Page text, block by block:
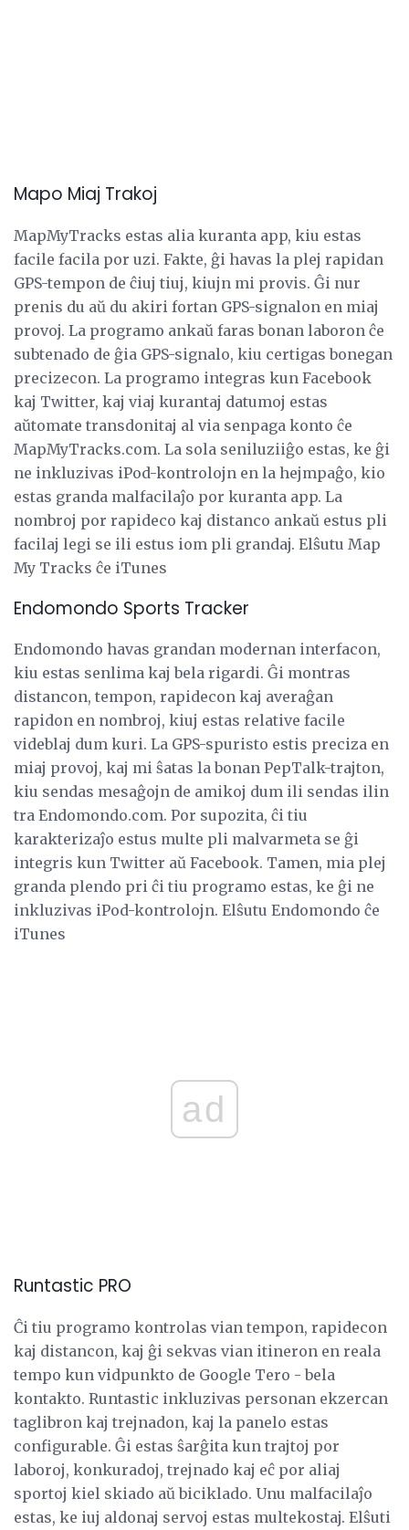
Mapo Miaj Trakoj
MapMyTracks estas alia kuranta app, kiu estas
facile facila por uzi. Fakte, ĝi havas la plej rapidan
GPS-tempon de ĉiuj tiuj, kiujn mi provis. Ĝi nur
prenis du aŭ du akiri fortan GPS-signalon en miaj
provoj. La programo ankaŭ faras bonan laboron ĉe
subtenado de ĝia GPS-signalo, kiu certigas bonegan
precizecon. La programo integras kun Facebook
kaj Twitter, kaj viaj kurantaj datumoj estas
aŭtomate transdonitaj al via senpaga konto ĉe
MapMyTracks.com. La sola seniluziiĝo estas, ke ĝi
ne inkluzivas iPod-kontrolojn en la hejmpaĝo, kio
estas granda malfacilaĵo por kuranta app. La
nombroj por rapideco kaj distanco ankaŭ estus pli
facilaj legi se ili estus iom pli grandaj. Elŝutu Map
My Tracks ĉe iTunes
Endomondo Sports Tracker
Endomondo havas grandan modernan interfacon,
kiu estas senlima kaj bela rigardi. Ĝi montras
distancon, tempon, rapidecon kaj averaĝan
rapidon en nombroj, kiuj estas relative facile
videblaj dum kuri. La GPS-spuristo estis preciza en
miaj provoj, kaj mi ŝatas la bonan PepTalk-trajton,
kiu sendas mesaĝojn de amikoj dum ili sendas ilin
tra Endomondo.com. Por supozita, ĉi tiu
karakterizaĵo estus multe pli malvarmeta se ĝi
integris kun Twitter aŭ Facebook. Tamen, mia plej
granda plendo pri ĉi tiu programo estas, ke ĝi ne
inkluzivas iPod-kontrolojn. Elŝutu Endomondo ĉe
iTunes
ad
Runtastic PRO
Ĉi tiu programo kontrolas vian tempon, rapidecon
kaj distancon, kaj ĝi sekvas vian itineron en reala
tempo kun vidpunkto de Google Tero - bela
kontakto. Runtastic inkluzivas personan ekzercan
taglibron kaj trejnadon, kaj la panelo estas
configurable. Ĝi estas ŝarĝita kun trajtoj por
laboroj, konkuradoj, trejnado kaj eĉ por aliaj
sportoj kiel skiado aŭ biciklado. Unu malfacilaĵo
estas, ke iuj aldonaj servoj estas multekostaj. Elŝuti